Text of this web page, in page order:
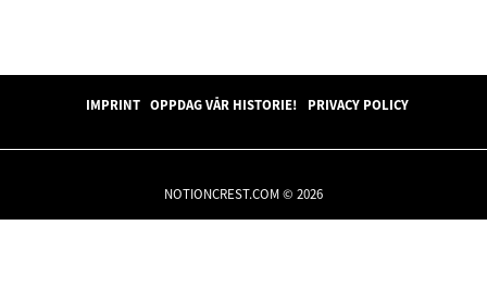
IMPRINT OPPDAG VÅR HISTORIE! PRIVACY POLICY
NOTIONCREST.COM © 2026